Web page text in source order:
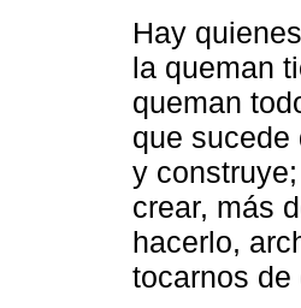
Hay
la queman
queman
que sucede
y
crear, más
hacerlo,
tocarnos